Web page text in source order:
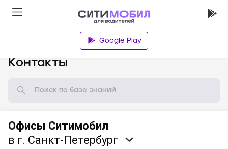
Google Play
Контакты
Офисы Ситимобил
в г. Санкт-Петербург